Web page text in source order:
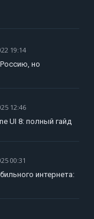
19:14
но
12:46
UI 8: полный гайд
00:31
интернета: